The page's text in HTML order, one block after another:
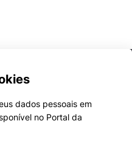
dados pessoais em
no Portal da